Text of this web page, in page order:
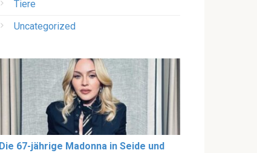
Tiere
Uncategorized
Die 67-jährige Madonna in Seide und